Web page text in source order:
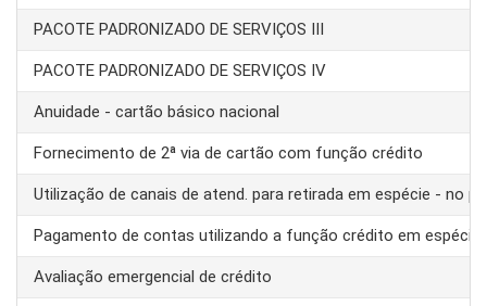
PACOTE PADRONIZADO DE SERVIÇOS III
PACOTE PADRONIZADO DE SERVIÇOS IV
Anuidade - cartão básico nacional
Fornecimento de 2ª via de cartão com função crédito
Utilização de canais de atend. para retirada em espécie - no
Pagamento de contas utilizando a função crédito em espécie
Avaliação emergencial de crédito